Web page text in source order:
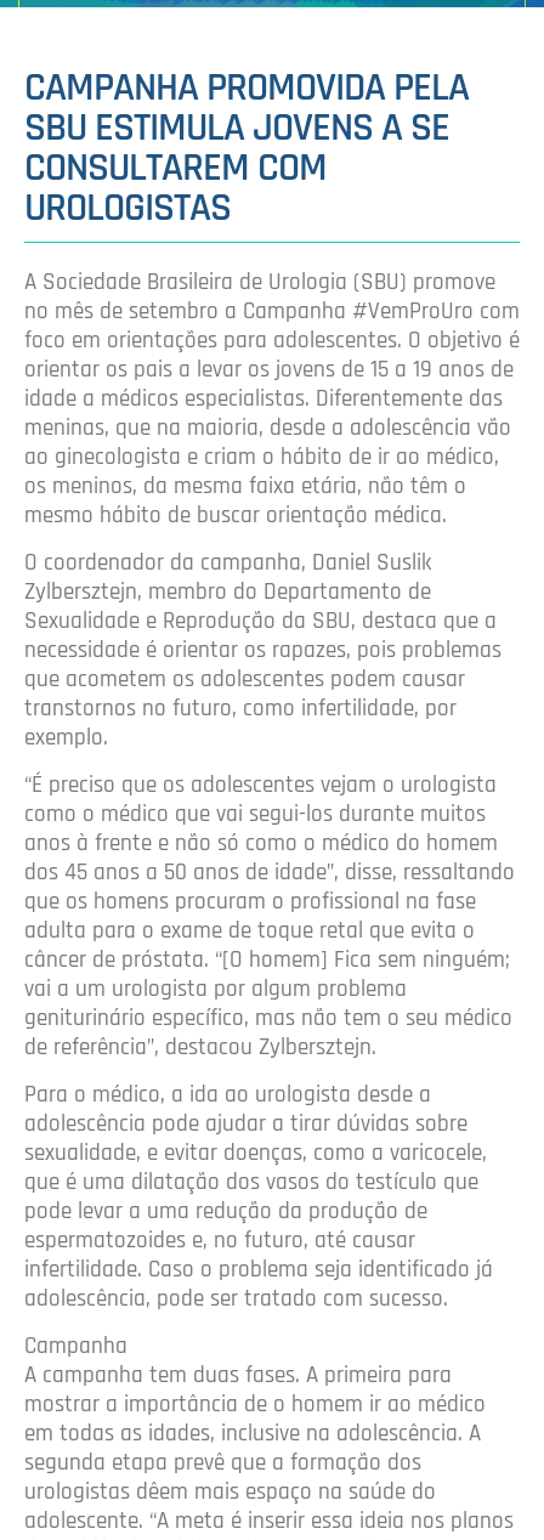
CAMPANHA PROMOVIDA PELA
SBU ESTIMULA JOVENS A SE
CONSULTAREM COM
UROLOGISTAS
A Sociedade Brasileira de Urologia (SBU) promove
no mês de setembro a Campanha #VemProUro com
foco em orientações para adolescentes. O objetivo é
orientar os pais a levar os jovens de 15 a 19 anos de
idade a médicos especialistas. Diferentemente das
meninas, que na maioria, desde a adolescência vão
ao ginecologista e criam o hábito de ir ao médico,
os meninos, da mesma faixa etária, não têm o
mesmo hábito de buscar orientação médica.
O coordenador da campanha, Daniel Suslik
Zylbersztejn, membro do Departamento de
Sexualidade e Reprodução da SBU, destaca que a
necessidade é orientar os rapazes, pois problemas
que acometem os adolescentes podem causar
transtornos no futuro, como infertilidade, por
exemplo.
“É preciso que os adolescentes vejam o urologista
como o médico que vai segui-los durante muitos
anos à frente e não só como o médico do homem
dos 45 anos a 50 anos de idade”, disse, ressaltando
que os homens procuram o profissional na fase
adulta para o exame de toque retal que evita o
câncer de próstata. “[O homem] Fica sem ninguém;
vai a um urologista por algum problema
geniturinário específico, mas não tem o seu médico
de referência”, destacou Zylbersztejn.
Para o médico, a ida ao urologista desde a
adolescência pode ajudar a tirar dúvidas sobre
sexualidade, e evitar doenças, como a varicocele,
que é uma dilatação dos vasos do testículo que
pode levar a uma redução da produção de
espermatozoides e, no futuro, até causar
infertilidade. Caso o problema seja identificado já
adolescência, pode ser tratado com sucesso.
Campanha
A campanha tem duas fases. A primeira para
mostrar a importância de o homem ir ao médico
em todas as idades, inclusive na adolescência. A
segunda etapa prevê que a formação dos
urologistas dêem mais espaço na saúde do
adolescente. “A meta é inserir essa ideia nos planos